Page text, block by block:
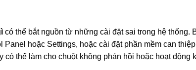
có thể bắt nguồn từ những cài đặt sai trong hệ thống.
Panel hoặc Settings, hoặc cài đặt phần mềm can
có thể làm cho chuột không phản hồi hoặc hoạt động